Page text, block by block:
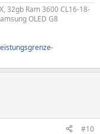
32gb Ram 3600 CL16-18-
OLED G8
#10